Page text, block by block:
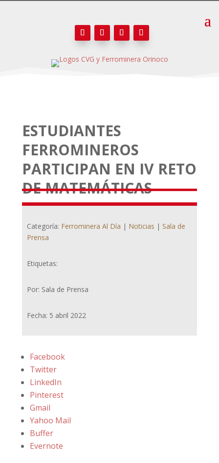
ESTUDIANTES
FERROMINEROS
PARTICIPAN EN IV RETO
DE MATEMÁTICAS
Categoría: Ferrominera Al Día | Noticias | Sala de
Prensa
Etiquetas:
Por: Sala de Prensa
Fecha: 5 abril 2022
Facebook
Twitter
LinkedIn
Pinterest
Gmail
Yahoo Mail
Buffer
Evernote